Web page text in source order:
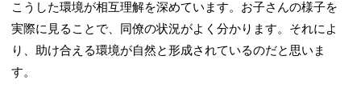
こうした環境が相互理解を深めています。お子さんの様子を
実際に見ることで、同僚の状況がよく分かります。それによ
り、助け合える環境が自然と形成されているのだと思いま
す。